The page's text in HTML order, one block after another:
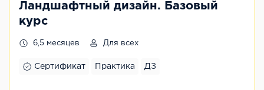
Ландшафтный дизайн. Базовый
курс
6,5 месяцев Для всех
Сертификат Практика ДЗ